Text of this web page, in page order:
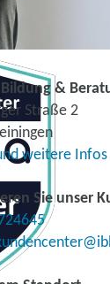
Bildung &
Straße 2
weitere Infos
Sie unser